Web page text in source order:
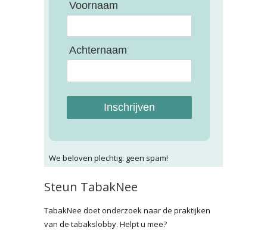
Voornaam
Achternaam
Inschrijven
We beloven plechtig: geen spam!
Steun TabakNee
TabakNee doet onderzoek naar de praktijken
van de tabakslobby. Helpt u mee?